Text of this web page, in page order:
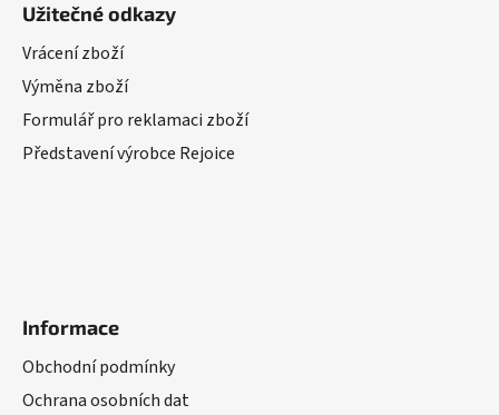
Užitečné odkazy
Vrácení zboží
Výměna zboží
Formulář pro reklamaci zboží
Představení výrobce Rejoice
Informace
Obchodní podmínky
Ochrana osobních dat